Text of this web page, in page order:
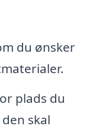
du ønsker
plads du
skal